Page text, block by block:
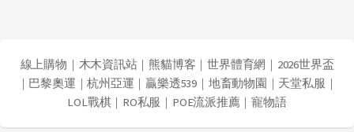
線上購物 ｜ 木木資訊站｜ 熊貓博客 ｜世界體育網 ｜ 2026世界盃
｜ 巴黎奧運 ｜杭州亞運 ｜贏樂透539｜ 地畜動物園 ｜ 天堂私服 ｜
LOL戰棋｜ RO私服 ｜ POE流派推薦 ｜寵物語